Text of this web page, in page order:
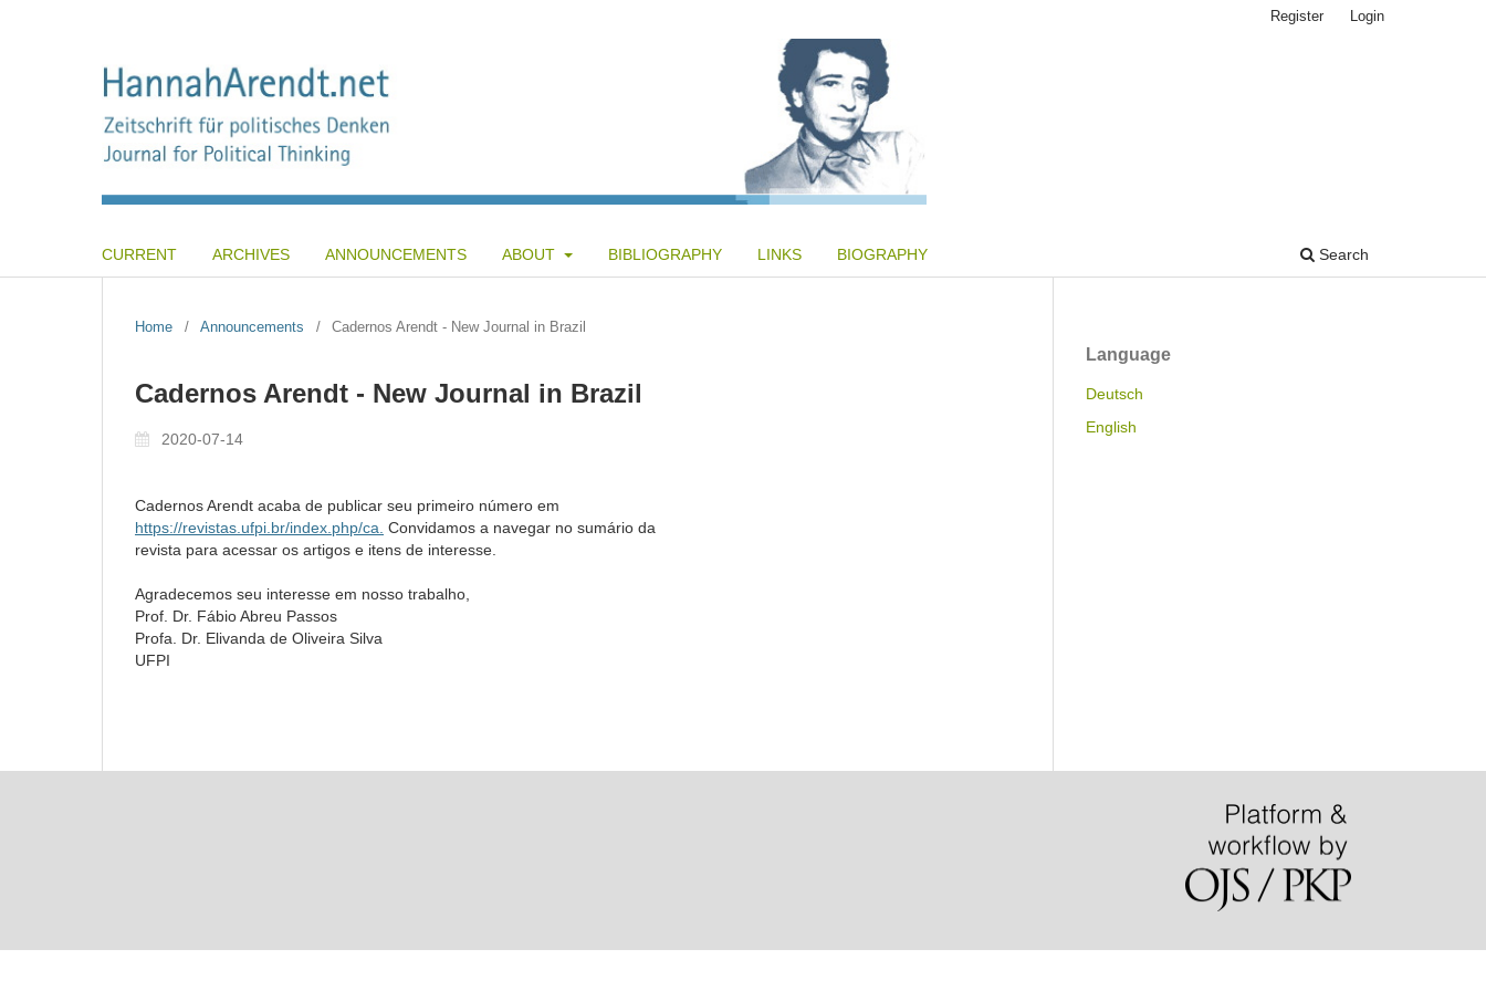
CURRENT ARCHIVES ANNOUNCEMENTS ABOUT BIBLIOGRAPHY LINKS BIOGRAPHY Search
Register Login
Home / Announcements / Cadernos Arendt - New Journal in Brazil
Cadernos Arendt - New Journal in Brazil
2020-07-14
Cadernos Arendt acaba de publicar seu primeiro número em
https://revistas.ufpi.br/index.php/ca. Convidamos a navegar no sumário da
revista para acessar os artigos e itens de interesse.
Agradecemos seu interesse em nosso trabalho,
Prof. Dr. Fábio Abreu Passos
Profa. Dr. Elivanda de Oliveira Silva
UFPI
Language
Deutsch
English